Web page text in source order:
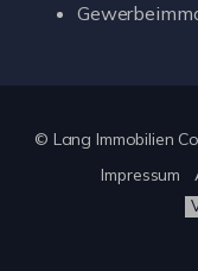
© Lang Immobilien
Impressum